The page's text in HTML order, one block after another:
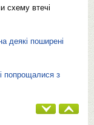
схему втечі
деякі поширені
попрощалися з